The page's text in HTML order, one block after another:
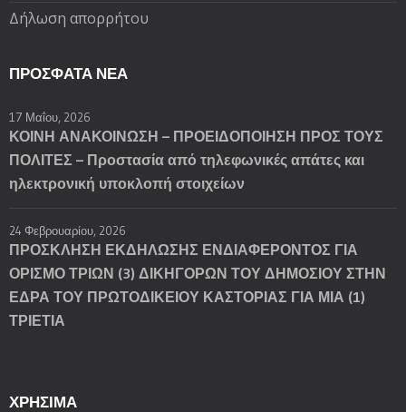
Δήλωση απορρήτου
ΠΡΌΣΦΑΤΑ ΝΈΑ
17 Μαΐου, 2026
ΚΟΙΝΗ ΑΝΑΚΟΙΝΩΣΗ – ΠΡΟΕΙΔΟΠΟΙΗΣΗ ΠΡΟΣ ΤΟΥΣ
ΠΟΛΙΤΕΣ – Προστασία από τηλεφωνικές απάτες και
ηλεκτρονική υποκλοπή στοιχείων
24 Φεβρουαρίου, 2026
ΠΡΟΣΚΛΗΣΗ ΕΚΔΗΛΩΣΗΣ ΕΝΔΙΑΦΕΡΟΝΤΟΣ ΓΙΑ
ΟΡΙΣΜΟ ΤΡΙΩΝ (3) ΔΙΚΗΓΟΡΩΝ ΤΟΥ ΔΗΜΟΣΙΟΥ ΣΤΗΝ
ΕΔΡΑ ΤΟΥ ΠΡΩΤΟΔΙΚΕΙΟΥ ΚΑΣΤΟΡΙΑΣ ΓΙΑ ΜΙΑ (1)
ΤΡΙΕΤΙΑ
ΧΡΗΣΙΜΑ